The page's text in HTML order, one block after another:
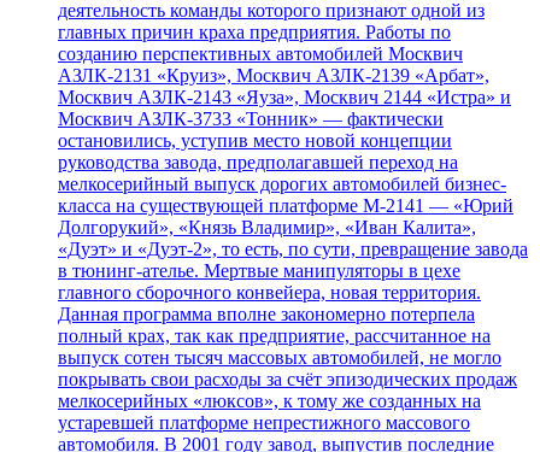
деятельность команды которого признают одной из
главных причин краха предприятия. Работы по
созданию перспективных автомобилей Москвич
АЗЛК-2131 «Круиз», Москвич АЗЛК-2139 «Арбат»,
Москвич АЗЛК-2143 «Яуза», Москвич 2144 «Истра» и
Москвич АЗЛК-3733 «Тонник» — фактически
остановились, уступив место новой концепции
руководства завода, предполагавшей переход на
мелкосерийный выпуск дорогих автомобилей бизнес-
класса на существующей платформе М-2141 — «Юрий
Долгорукий», «Князь Владимир», «Иван Калита»,
«Дуэт» и «Дуэт-2», то есть, по сути, превращение завода
в тюнинг-ателье. Мертвые манипуляторы в цехе
главного сборочного конвейера, новая территория.
Данная программа вполне закономерно потерпела
полный крах, так как предприятие, рассчитанное на
выпуск сотен тысяч массовых автомобилей, не могло
покрывать свои расходы за счёт эпизодических продаж
мелкосерийных «люксов», к тому же созданных на
устаревшей платформе непрестижного массового
автомобиля. В 2001 году завод, выпустив последние